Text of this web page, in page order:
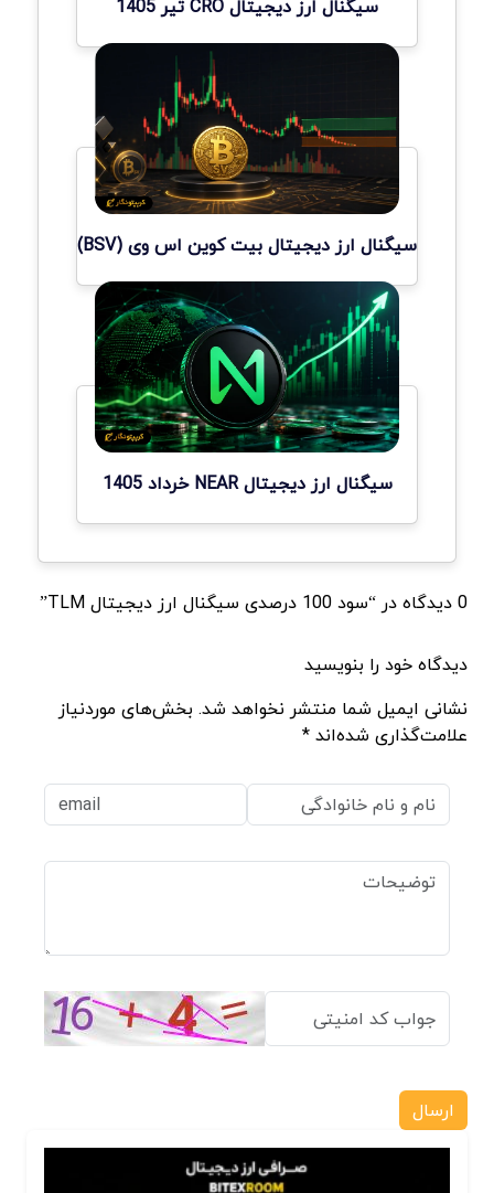
سیگنال ارز دیجیتال CRO تیر 1405
سیگنال ارز دیجیتال بیت کوین اس وی (BSV)
سیگنال ارز دیجیتال NEAR خرداد 1405
0 دیدگاه در “سود 100 درصدی سیگنال ارز دیجیتال TLM”
دیدگاه خود را بنویسید
نشانی ایمیل شما منتشر نخواهد شد. بخش‌های موردنیاز
علامت‌گذاری شده‌اند *
ارسال